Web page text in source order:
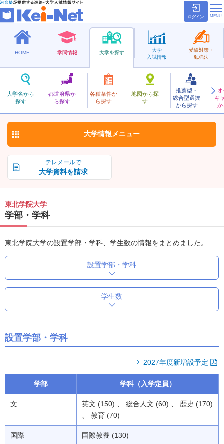
ログイン
HOME 学問情報 大学を探す
大学名から
探す
都道府県か
ら探す
各種条件か
ら探す
地図から探
す
推薦型・
総合型選抜
から探す
キ
か
大学
入試情報
受験対策・
勉強法
私立
とうほくがくいん
東北学院大学 お気に入り
テレメールで
大学資料を請求
大学情報 メニュー
東北学院大学
学部・学科
東北学院大学の設置学部・学科、学生数の情報をまとめました。
設置学部・学科
学生数
設置学部・学科
2027年度新増設予定
学部 学科（入学定員）
文
英文 (150) 、 総合人文 (60) 、 歴史 (170)
、 教育 (70)
国際 国際教養 (130)